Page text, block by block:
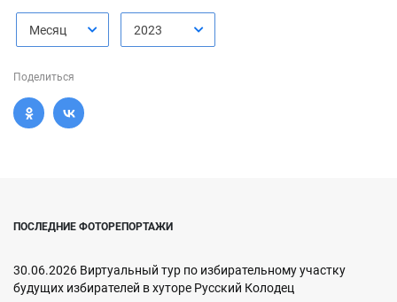
Месяц 2023
Поделиться
ПОСЛЕДНИЕ ФОТОРЕПОРТАЖИ
30.06.2026 Виртуальный тур по избирательному участку
будущих избирателей в хуторе Русский Колодец